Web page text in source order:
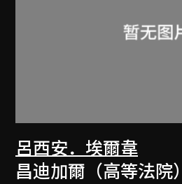
呂西安．埃爾韋
昌迪加爾（高等法院）